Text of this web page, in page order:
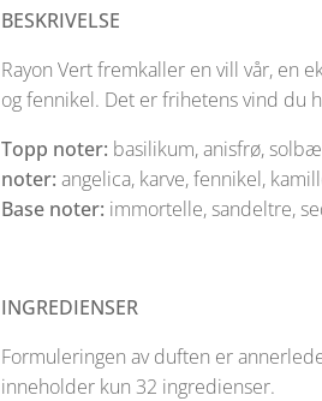
BESKRIVELSE
Rayon Vert fremkaller en vill vår, en
og fennikel. Det er frihetens vind du
Topp noter:
noter: angelica, karve, fennikel,
Base noter: immortelle, sandeltre,
INGREDIENSER
Formuleringen av duften er
inneholder kun 32 ingredienser.